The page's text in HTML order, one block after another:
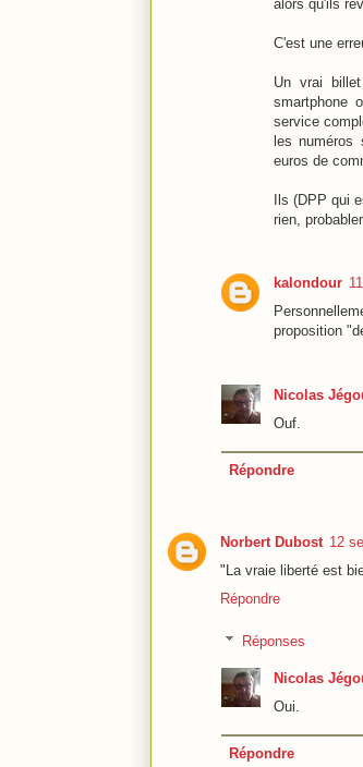
alors qu'ils
C'est une
Un vrai
smartphone
service
les numéros
euros de
Ils (DPP qui
rien,
kalondour
proposition
Nicolas
Ouf.
Répondre
Norbert Dubost 12
"La vraie liberté est
Répondre
Réponses
Nicolas
Oui.
Répondre